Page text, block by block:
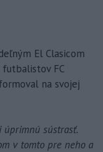
El Clasicom
FC
na svojej
úprimnú sústrasť.
v tomto pre neho a